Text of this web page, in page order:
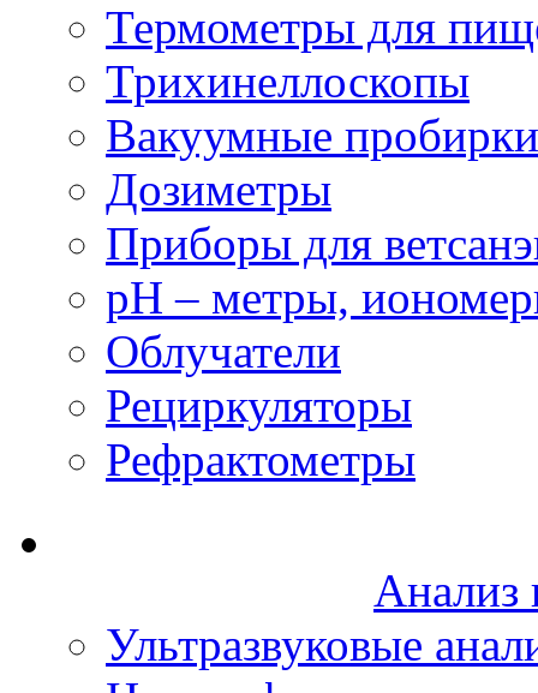
Термометры для
Трихинеллоскопы
Вакуумные пробирки
Дозиметры
Приборы для
рН – метры,
Облучатели
Рециркуляторы
Рефрактометры
Анализ
Ультразвуковые